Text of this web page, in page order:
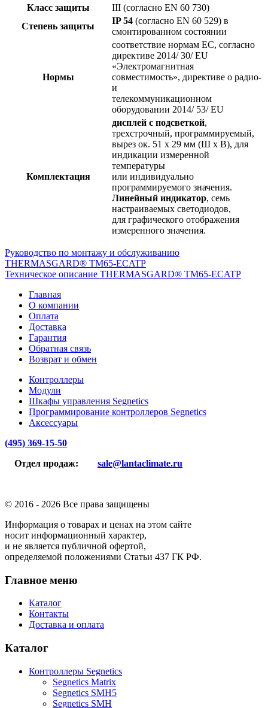
Класс защиты
III (согласно EN 60 730)
Степень защиты
IP 54 (согласно EN 60 529) в
смонтированном состоянии
Нормы
соответствие нормам ЕС, согласно
директиве 2014/ 30/ EU
«Электромагнитная
совместимость», директиве о радио-
и
телекоммуникационном
оборудовании 2014/ 53/ EU
Комплектация
дисплей с подсветкой,
трехстрочный, программируемый,
вырез ок. 51 x 29 мм (Ш x В), для
индикации измеренной
температуры
или индивидуально
программируемого значения.
Линейный индикатор, семь
настраиваемых светодиодов,
для графического отображения
измеренного значения.
Руководство по монтажу и обслуживанию
THERMASGARD® TM65-ECATP
Техническое описание THERMASGARD® TM65-ECATP
Главная
О компании
Оплата
Доставка
Гарантия
Обратная связь
Возврат и обмен
Контроллеры
Модули
Шкафы управления Segnetics
Программирование контроллеров Segnetics
Аксессуары
(495) 369-15-50
Отдел продаж: sale@lantaclimate.ru
© 2016 - 2026 Все права защищены
Информация о товарах и ценах на этом сайте
носит информационный характер,
и не является публичной офертой,
определяемой положениями Статьи 437 ГК РФ.
Главное меню
Каталог
Контакты
Доставка и оплата
Каталог
Контроллеры Segnetics
Segnetics Matrix
Segnetics SMH5
Segnetics SMH